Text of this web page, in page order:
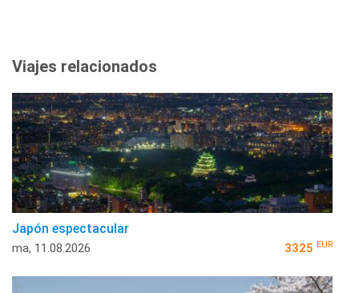
Viajes relacionados
Japón espectacular
ma, 11.08.2026 3325 EUR